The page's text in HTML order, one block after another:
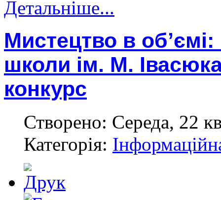
Детальніше...
Мистецтво в об’ємі:
школи ім. М.
конкурс
Створено: Середа, 22
Категорія: